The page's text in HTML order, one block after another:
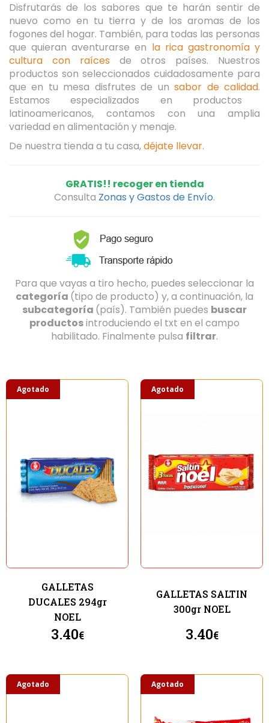
Disfrutarás de los sabores que te harán sentir de
nuevo como en tu tierra y de los aromas de los
fogones del hogar. También, para todas las personas
que quieran aventurarse en la rica gastronomía y
cultura con raíces de otros países. Nuestros
productos son seleccionados cuidadosamente para
que en tu mesa disfrutes de unsabor de calidad.
Estamos especializados en productos
latinoamericanos, contamos con una amplia
variedad en alimentación y menaje.
De nuestra tienda a tu casa,déjate llevar.
GRATIS!! recoger en tienda
Consulta Zonas y Gastos de Envío.
Para que vayas a tiro hecho, puedes seleccionar la
categoría (tipo de producto) y, a continuación, la
subcategoría (país). También puedes buscar
productosintroduciendo el txt en el campo
habilitado. Finalmente pulsa filtrar.
Agotado
GALLETAS
DUCALES 294gr
NOEL
3.40€
Agotado
GALLETAS SALTIN
300gr NOEL
3.40€
Agotado Agotado